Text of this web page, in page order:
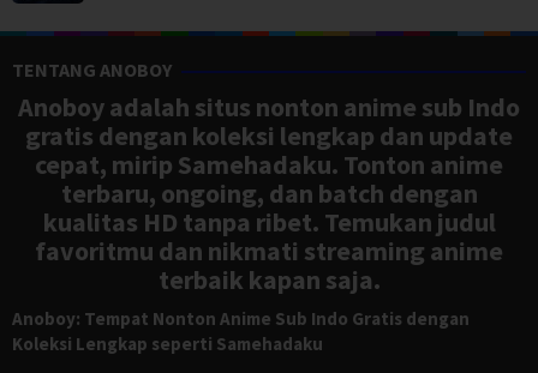
TENTANG ANOBOY
Anoboy adalah situs nonton anime sub Indo
gratis dengan koleksi lengkap dan update
cepat, mirip Samehadaku. Tonton anime
terbaru, ongoing, dan batch dengan
kualitas HD tanpa ribet. Temukan judul
favoritmu dan nikmati streaming anime
terbaik kapan saja.
Anoboy: Tempat Nonton Anime Sub Indo Gratis dengan
Koleksi Lengkap seperti Samehadaku